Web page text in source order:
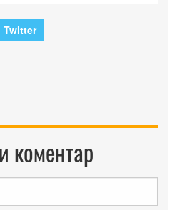
Twitter
коментар